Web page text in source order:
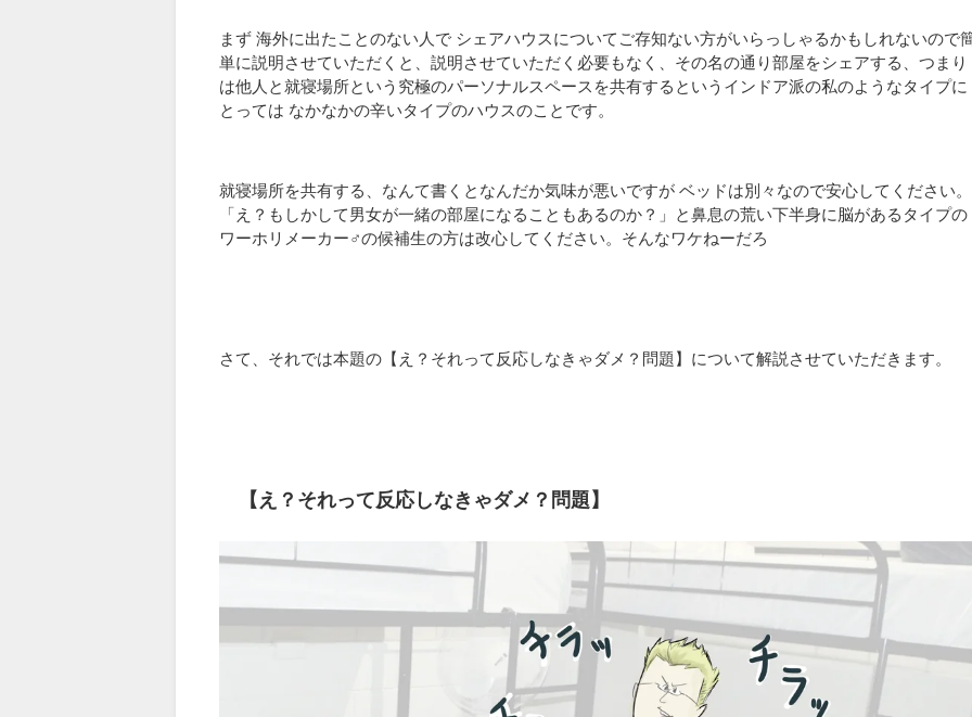
まず 海外に出たことのない人で シェアハウスについてご存知ない方がいらっしゃるかもしれないので
単に説明させていただくと、説明させていただく必要もなく、その名の通り部屋をシェアする、つまり
は他人と就寝場所という究極のパーソナルスペースを共有するというインドア派の私のようなタイプに
とっては なかなかの辛いタイプのハウスのことです。
就寝場所を共有する、なんて書くとなんだか気味が悪いですが ベッドは別々なので安心してください。
「え？もしかして男女が一緒の部屋になることもあるのか？」と鼻息の荒い下半身に脳があるタイプの
ワーホリメーカー♂の候補生の方は改心してください。そんなワケねーだろ
さて、それでは本題の【え？それって反応しなきゃダメ？問題】について解説させていただきます。
【え？それって反応しなきゃダメ？問題】